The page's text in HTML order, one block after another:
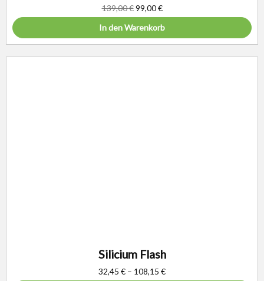
139,00€ 99,00€
In den Warenkorb
Silicium Flash
32,45 € – 108,15 €